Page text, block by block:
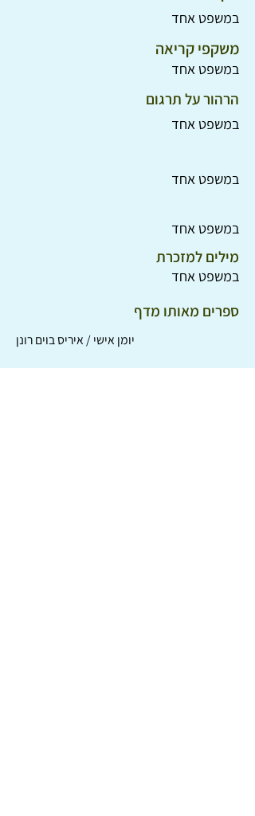
במשפט אחד
משקפי קריאה
במשפט אחד
הרהור על תרגום
במשפט אחד
במשפט אחד
במשפט אחד
מילים למזכרת
במשפט אחד
ספרים מאותו מדף
יומן אישי / איריס בוים רונן